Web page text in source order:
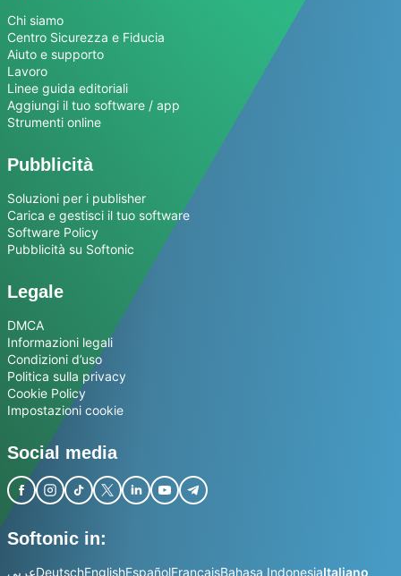
Chi siamo
Centro Sicurezza e Fiducia
Aiuto e supporto
Lavoro
Linee guida editoriali
Aggiungi il tuo software / app
Strumenti online
Pubblicità
Soluzioni per i publisher
Carica e gestisci il tuo software
Software Policy
Pubblicità su Softonic
Legale
DMCA
Informazioni legali
Condizioni d’uso
Politica sulla privacy
Cookie Policy
Impostazioni cookie
Social media
Softonic in:
عربيDeutschEnglishEspañolFrançaisBahasa IndonesiaItaliano